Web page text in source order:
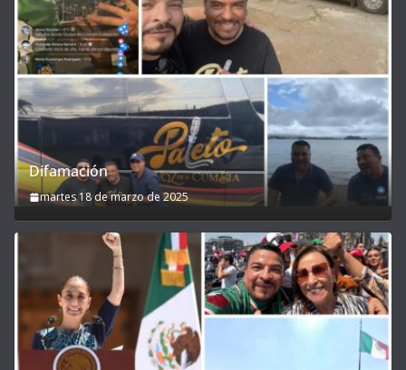
Difamación
martes 18 de marzo de 2025